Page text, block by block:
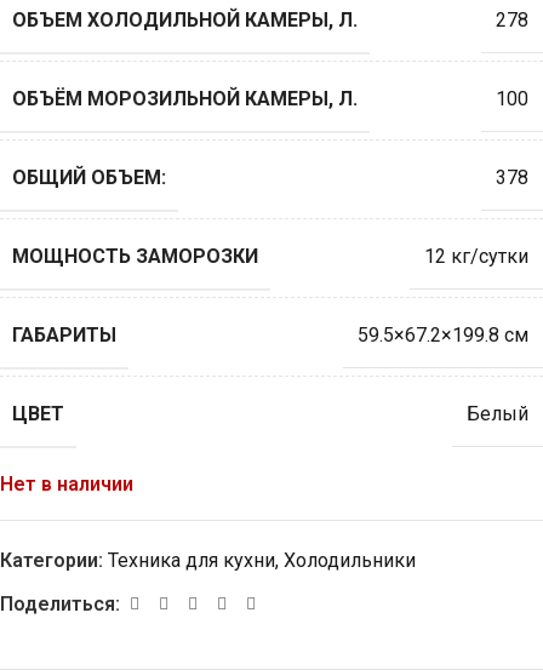
ОБЪЕМ ХОЛОДИЛЬНОЙ КАМЕРЫ, Л. 278
ОБЪЁМ МОРОЗИЛЬНОЙ КАМЕРЫ, Л. 100
ОБЩИЙ ОБЪЕМ: 378
МОЩНОСТЬ ЗАМОРОЗКИ 12 кг/сутки
ГАБАРИТЫ 59.5×67.2×199.8 см
ЦВЕТ Белый
Нет в наличии
Категории: Техника для кухни, Холодильники
Поделиться: